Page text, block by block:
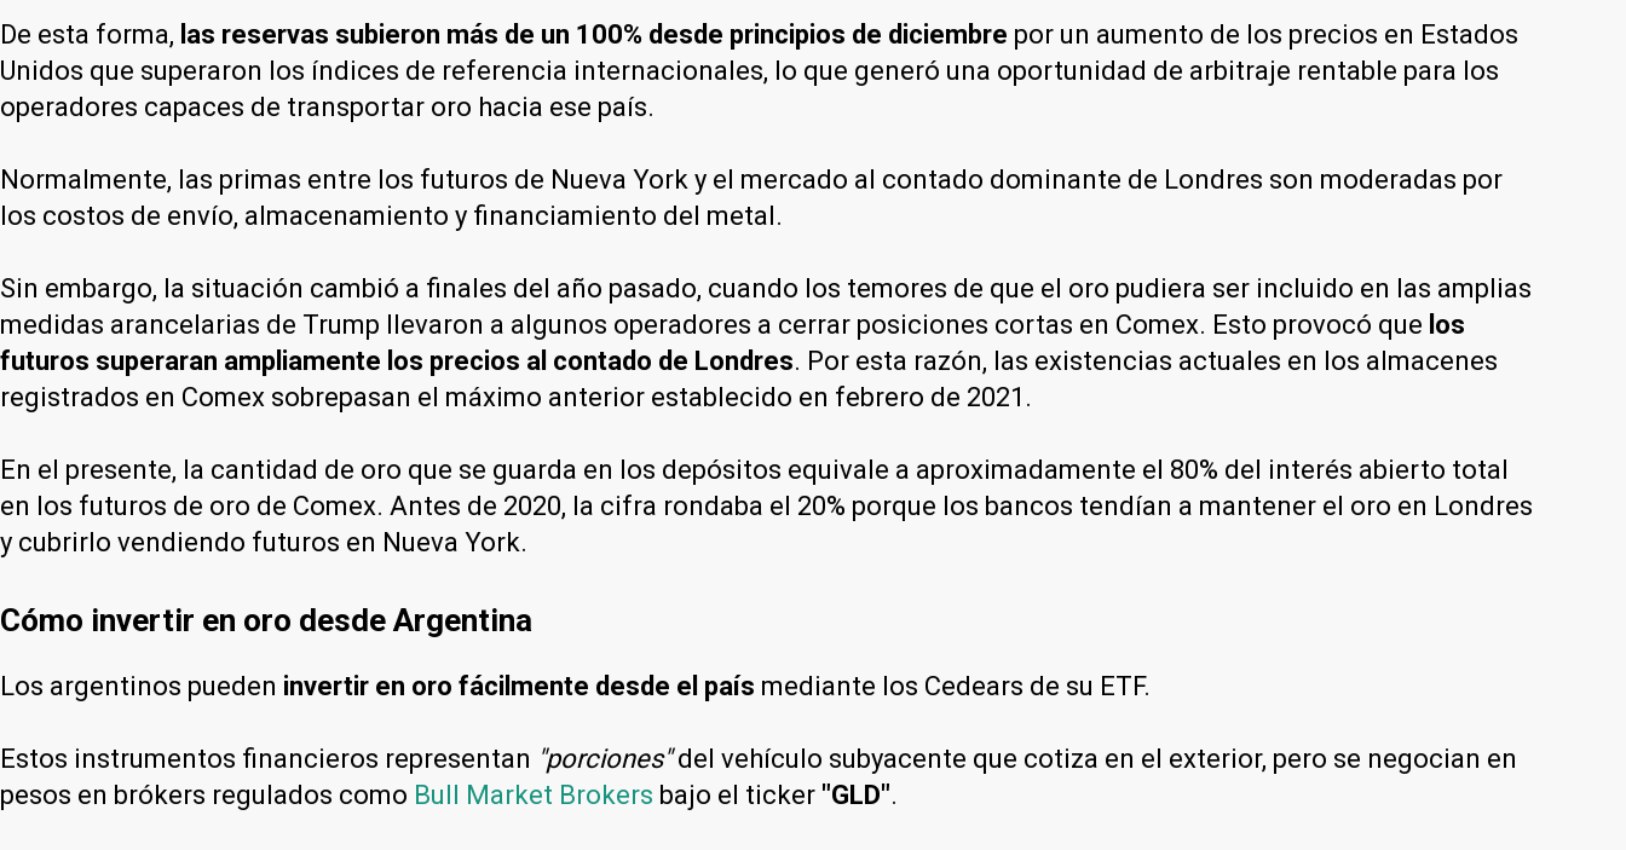
De esta forma, las reservas subieron más de un 100% desde principios de diciembre por un aumento de los precios en Estados
Unidos que superaron los índices de referencia internacionales, lo que generó una oportunidad de arbitraje rentable para los
operadores capaces de transportar oro hacia ese país.
Normalmente, las primas entre los futuros de Nueva York y el mercado al contado dominante de Londres son moderadas por
los costos de envío, almacenamiento y financiamiento del metal.
Sin embargo, la situación cambió a finales del año pasado, cuando los temores de que el oro pudiera ser incluido en las amplias
medidas arancelarias de Trump llevaron a algunos operadores a cerrar posiciones cortas en Comex. Esto provocó que los
futuros superaran ampliamente los precios al contado de Londres. Por esta razón, las existencias actuales en los almacenes
registrados en Comex sobrepasan el máximo anterior establecido en febrero de 2021.
En el presente, la cantidad de oro que se guarda en los depósitos equivale a aproximadamente el 80% del interés abierto total
en los futuros de oro de Comex. Antes de 2020, la cifra rondaba el 20% porque los bancos tendían a mantener el oro en Londres
y cubrirlo vendiendo futuros en Nueva York.
Cómo invertir en oro desde Argentina
Los argentinos pueden invertir en oro fácilmente desde el país mediante los Cedears de su ETF.
Estos instrumentos financieros representan "porciones"del vehículo subyacente que cotiza en el exterior, pero se negocian en
pesos en brókers regulados como Bull Market Brokers bajo el ticker "GLD".